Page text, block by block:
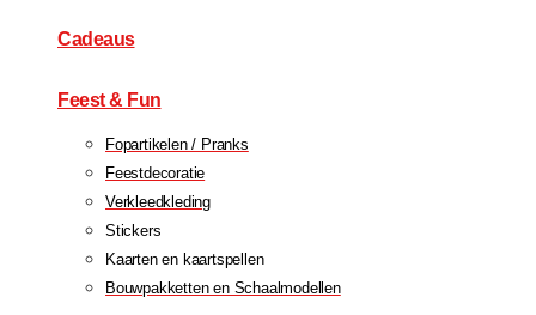
Cadeaus
Feest & Fun
Fopartikelen / Pranks
Feestdecoratie
Verkleedkleding
Stickers
Kaarten en kaartspellen
Bouwpakketten en Schaalmodellen